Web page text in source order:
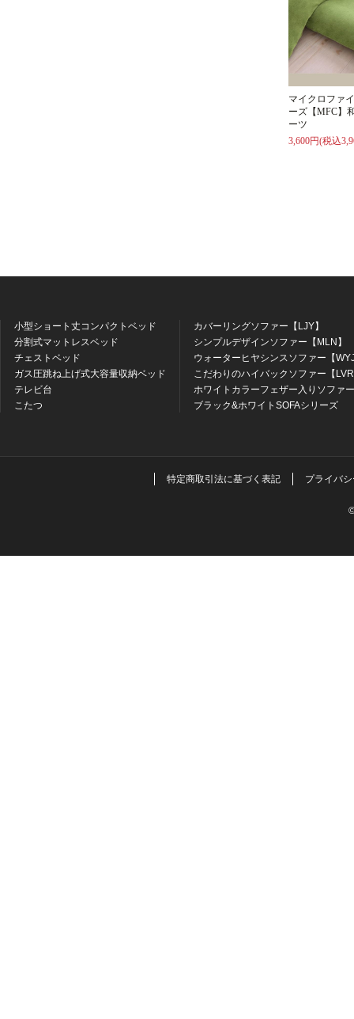
マイクロファ
ーズ【MFC】
ーツ
3,600円(税込
小型ショート丈コンパクトベッド
分割式マットレスベッド
チェストベッド
ガス圧跳ね上げ式大容量収納ベッド
テレビ台
こたつ
カバーリングソファー【LJY】
シンプルデザインソファー【MLN】
ウォーターヒヤシンスソファー【
こだわりのハイバックソファー【
ホワイトカラーフェザー入りソファ
ブラック&ホワイトSOFAシリーズ
特定商取引法に基づく表記 プライバ